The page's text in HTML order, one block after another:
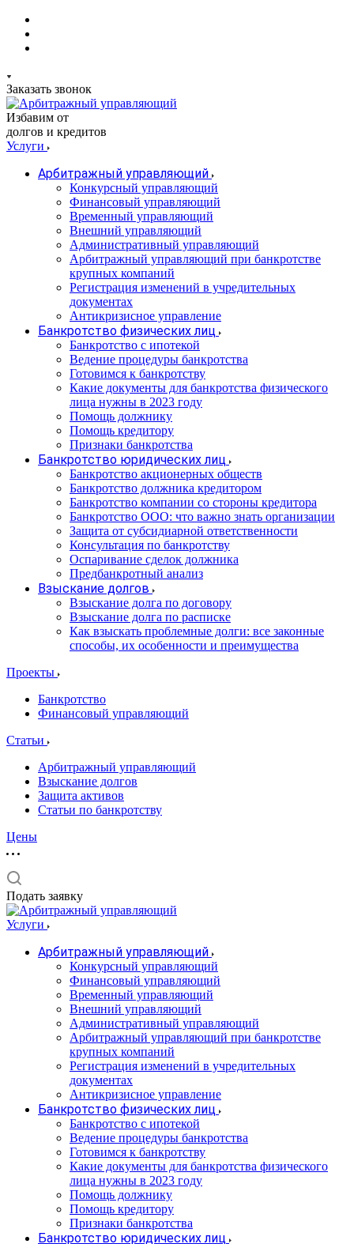
Заказать звонок
Избавим от
долгов и кредитов
Услуги
Арбитражный управляющий
Конкурсный управляющий
Финансовый управляющий
Временный управляющий
Внешний управляющий
Административный управляющий
Арбитражный управляющий при банкротстве
крупных компаний
Регистрация изменений в учредительных
документах
Антикризисное управление
Банкротство физических лиц
Банкротство с ипотекой
Ведение процедуры банкротства
Готовимся к банкротству
Какие документы для банкротства физического
лица нужны в 2023 году
Помощь должнику
Помощь кредитору
Признаки банкротства
Банкротство юридических лиц
Банкротство акционерных обществ
Банкротство должника кредитором
Банкротство компании со стороны кредитора
Банкротство ООО: что важно знать организации
Защита от субсидиарной ответственности
Консультация по банкротству
Оспаривание сделок должника
Предбанкротный анализ
Взыскание долгов
Взыскание долга по договору
Взыскание долга по расписке
Как взыскать проблемные долги: все законные
способы, их особенности и преимущества
Проекты
Банкротство
Финансовый управляющий
Статьи
Арбитражный управляющий
Взыскание долгов
Защита активов
Статьи по банкротству
Цены
Подать заявку
Услуги
Арбитражный управляющий
Конкурсный управляющий
Финансовый управляющий
Временный управляющий
Внешний управляющий
Административный управляющий
Арбитражный управляющий при банкротстве
крупных компаний
Регистрация изменений в учредительных
документах
Антикризисное управление
Банкротство физических лиц
Банкротство с ипотекой
Ведение процедуры банкротства
Готовимся к банкротству
Какие документы для банкротства физического
лица нужны в 2023 году
Помощь должнику
Помощь кредитору
Признаки банкротства
Банкротство юридических лиц